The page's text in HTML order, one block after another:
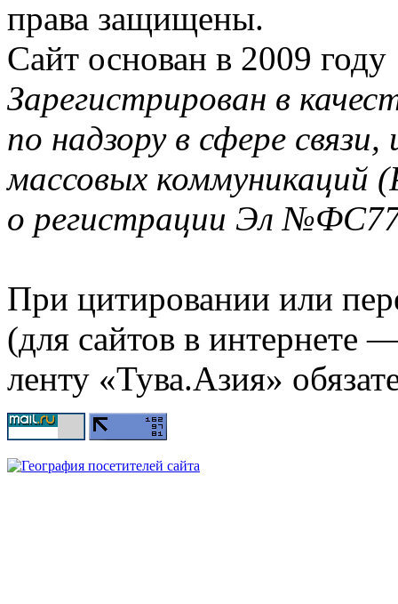
права защищены.
Сайт основан в 2009 году
Зарегистрирован в
по надзору в сфере
массовых коммуникаций
о регистрации Эл
При цитировании или
(для сайтов в интернете
ленту «Тува.Азия»